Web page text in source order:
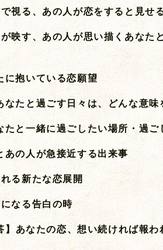
で視る、あの人が恋をすると見せ
が映す、あの人が思い描くあなた
に抱いている恋願望
なたと過ごす日々は、どんな意味
たと一緒に過ごしたい場所・過ご
あの人が急接近する出来事
る新たな恋展開
なる告白の時
】あなたの恋、想い続ければ報わ